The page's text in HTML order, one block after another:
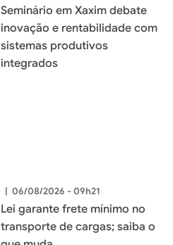
Seminário em Xaxim debate
inovação e rentabilidade com
sistemas produtivos
integrados
| 06/08/2026 - 09h21
Lei garante frete mínimo no
transporte de cargas; saiba o